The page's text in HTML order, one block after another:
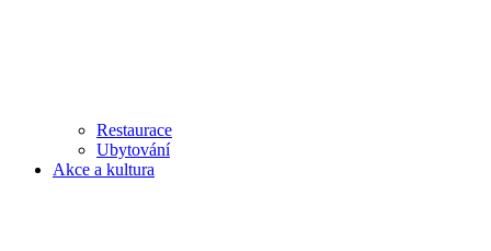
Restaurace
Ubytování
Akce a kultura